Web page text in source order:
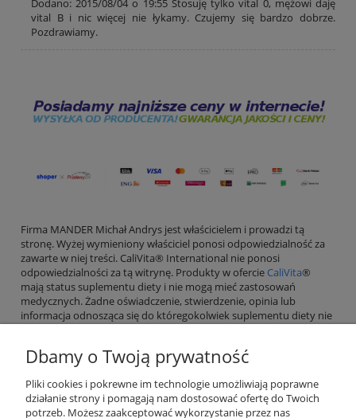
vital B i nic więcej nie łykamy. Czujemy się bardzo dobrze.
Pozdrawiamy.
Firma MANDER Michał Andrys jest właścicielem i prowadzi tą
stronę. Wyżej wymieniony właściciel ponosi odpowiedzialność za
zawarte w niej treści. CaliVita® International nie ponosi
odpowiedzialności za tą witrynę. Produkty w ofercie CaliVita®
mają status suplementu diety i nie mogą mieć zastosowań
medycznych. Żadne oświadczenie, stwierdzenie, opinia lub
informacja odnosząca się do któregokolwiek suplementu diety nie
Pomoc
Dbamy o Twoją prywatność
Pliki cookies i pokrewne im technologie umożliwiają poprawne
działanie strony i pomagają nam dostosować ofertę do Twoich
potrzeb. Możesz zaakceptować wykorzystanie przez nas